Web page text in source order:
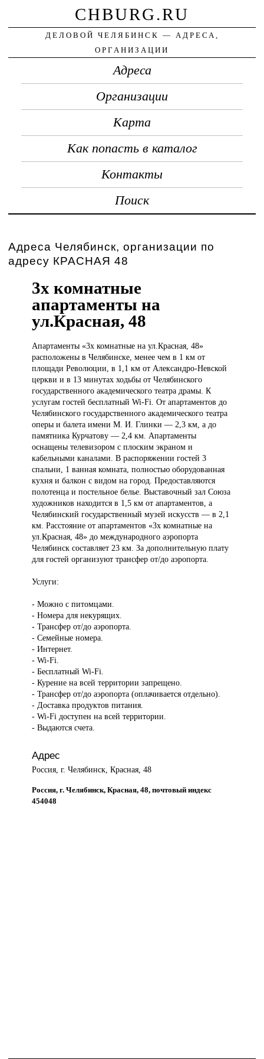
CHBURG.RU
ДЕЛОВОЙ ЧЕЛЯБИНСК — АДРЕСА,
ОРГАНИЗАЦИИ
Адреса
Организации
Карта
Как попасть в каталог
Контакты
Поиск
Адреса Челябинск, организации по
адресу КРАСНАЯ 48
3х комнатные
апартаменты на
ул.Красная, 48
Апартаменты «3хкомнатные на ул.Красная, 48»
расположены в Челябинске, менее чем в 1 км от
площади Революции, в 1,1 км от Александро-Невской
церкви и в 13 минутах ходьбы от Челябинского
государственного академического театра драмы. К
услугам гостей бесплатный Wi-Fi. От апартаментов до
Челябинского государственного aкадемического театра
oперы и балета имени М. И. Глинки — 2,3 км, а до
памятника Курчатову — 2,4 км. Апартаменты
оснащены телевизором с плоским экраном и
кабельными каналами. В распоряжении гостей 3
спальни, 1 ванная комната, полностью оборудованная
кухня и балкон с видом на город. Предоставляются
полотенца и постельное белье. Выставочный зал Союза
художников находится в 1,5 км от апартаментов, а
Челябинский государственный музей искусств — в 2,1
км. Расстояние от апартаментов «3х комнатные на
ул.Красная, 48» до международного аэропорта
Челябинск составляет 23 км. За дополнительную плату
для гостей организуют трансфер от/до аэропорта.
Услуги:
- Можно с питомцами.
- Номера для некурящих.
- Трансфер от/до аэропорта.
- Семейные номера.
- Интернет.
- Wi-Fi.
- Бесплатный Wi-Fi.
- Курение на всей территории запрещено.
- Трансфер от/до аэропорта (оплачивается отдельно).
- Доставка продуктов питания.
- Wi-Fi доступен на всей территории.
- Выдаются счета.
Адрес
Россия, г. Челябинск, Красная, 48
Россия, г. Челябинск, Красная, 48, почтовый индекс
454048